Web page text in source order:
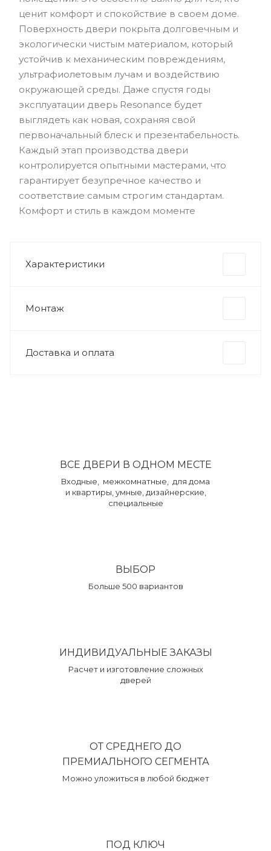
ценит комфорт и спокойствие в своем доме.
Поверхность двери покрыта долговечным и
экологически чистым материалом, который
устойчив к механическим повреждениям,
ультрафиолетовым лучам и воздействию
окружающей среды. Даже спустя годы
эксплуатации дверь Resonance будет
выглядеть как новая, сохраняя свой
первоначальный блеск и презентабельность.
Каждый этап производства двери
контролируется опытными мастерами, что
гарантирует безупречное качество и
соответствие самым строгим стандартам.
Комфорт и стиль в каждом моменте
Характеристики
Монтаж
Доставка и оплата
ВСЕ ДВЕРИ В ОДНОМ МЕСТЕ
Входные, межкомнатные, для дома
и квартиры, умные, дизайнерские,
специальные
ВЫБОР
Больше 500 вариантов
ИНДИВИДУАЛЬНЫЕ ЗАКАЗЫ
Расчет и изготовление сложных
дверей
ОТ СРЕДНЕГО ДО
ПРЕМИАЛЬНОГО СЕГМЕНТА
Можно уложиться в любой бюджет
ПОД КЛЮЧ